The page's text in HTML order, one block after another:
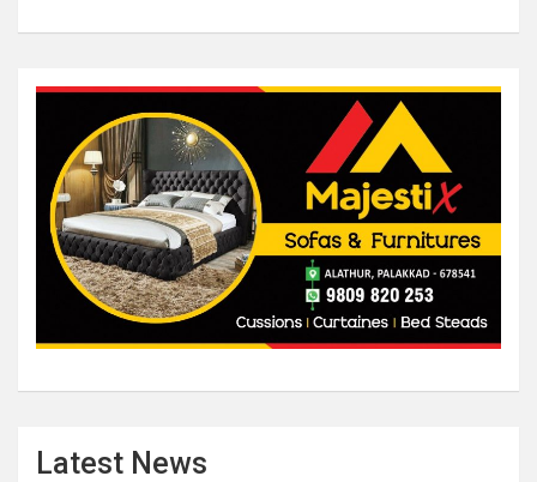
Latest News